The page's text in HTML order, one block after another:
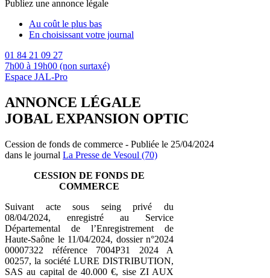
Publiez une annonce légale
Au coût le plus bas
En choisissant votre journal
01 84 21 09 27
7h00 à 19h00 (non surtaxé)
Espace JAL-Pro
ANNONCE LÉGALE
JOBAL EXPANSION OPTIC
Cession de fonds de commerce - Publiée le 25/04/2024
dans le journal La Presse de Vesoul (70)
CESSION DE FONDS DE
COMMERCE
Suivant acte sous seing privé du
08/04/2024, enregistré au Service
Départemental de l’Enregistrement de
Haute-Saône le 11/04/2024, dossier n°2024
00007322 référence 7004P31 2024 A
00257, la société LURE DISTRIBUTION,
SAS au capital de 40.000 €, sise ZI AUX